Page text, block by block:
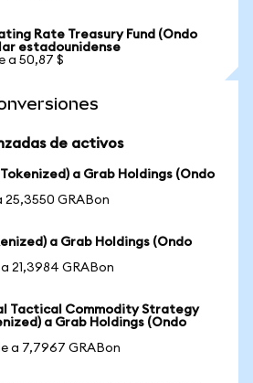
Rate Treasury Fund (Ondo
estadounidense
a 50,87 $
de activos
a Grab Holdings (Ondo
25,3550 GRABon
a Grab Holdings (Ondo
21,3984 GRABon
Tactical Commodity Strategy
a Grab Holdings (Ondo
a 7,7967 GRABon